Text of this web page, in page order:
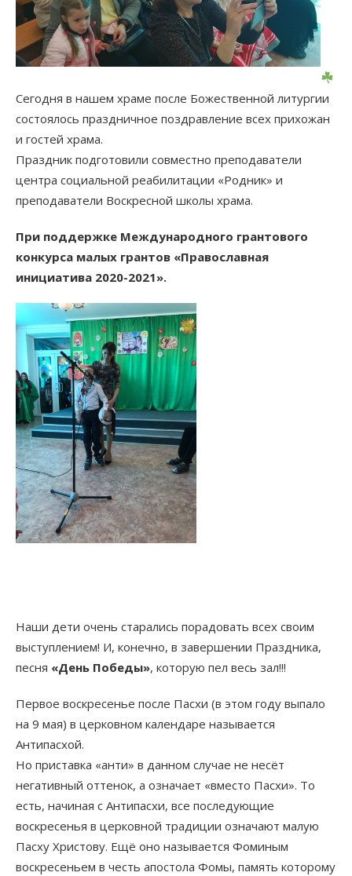
Сегодня в нашем храме после Божественной литургии
состоялось праздничное поздравление всех прихожан
и гостей храма.
Праздник подготовили совместно преподаватели
центра социальной реабилитации «Родник» и
преподаватели Воскресной школы храма.
При поддержке Международного грантового
конкурса малых грантов «Православная
инициатива 2020-2021».
Наши дети очень старались порадовать всех своим
выступлением! И, конечно, в завершении Праздника,
песня «День Победы», которую пел весь зал!!!
Первое воскресенье после Пасхи (в этом году выпало
на 9 мая) в церковном календаре называется
Антипасхой.
Но приставка «анти» в данном случае не несёт
негативный оттенок, а означает «вместо Пасхи». То
есть, начиная с Антипасхи, все последующие
воскресенья в церковной традиции означают малую
Пасху Христову. Ещё оно называется Фоминым
воскресеньем в честь апостола Фомы, память которому